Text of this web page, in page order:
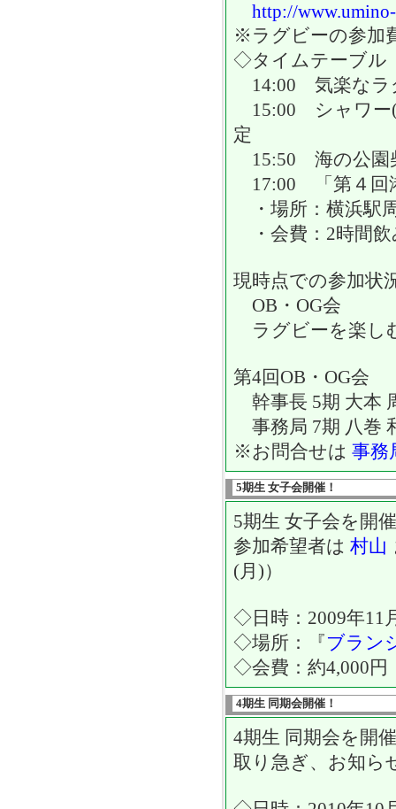
http://
※ラグビーの参加
◇タイムテーブル
14:00 気楽なラ
15:00 シャワー(
定
15:50 海の公園
17:00 「第４回
・場所：横浜駅
・会費：2時間飲
現時点での参加状
OB・OG
ラグビーを楽し
第4回OB・OG会
幹事長 5期 大本
事務局 7期 八巻
※お問合せは 事務
5期生 女子会開催！
5期生 女子会を開
参加希望者は 村山
(月)）
◇日時：2009年11
◇場所：『ブラン
◇会費：約4,000円
4期生 同期会開催！
4期生 同期会を開
取り急ぎ、お知ら